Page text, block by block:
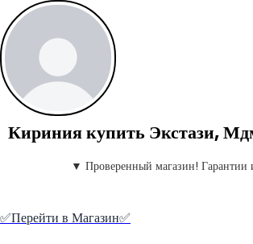
Кириния купить Экстази,
▼ Проверенный магазин!
✅️Перейти в Магазин✅️